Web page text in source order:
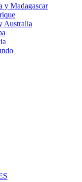
y Madagascar
Australia